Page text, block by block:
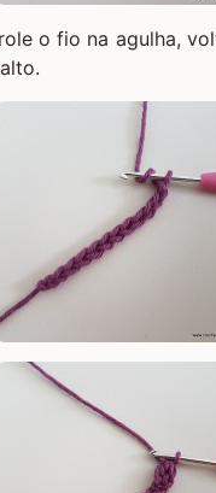
o fio na agulha,